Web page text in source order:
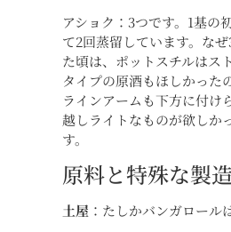
アショク：3つです。1基の
て2回蒸留しています。な
た頃は、ポットスチルはス
タイプの原酒もほしかった
ラインアームも下方に付け
越しライトなものが欲しか
す。
原料と特殊な製
土屋 ：たしかバンガロール